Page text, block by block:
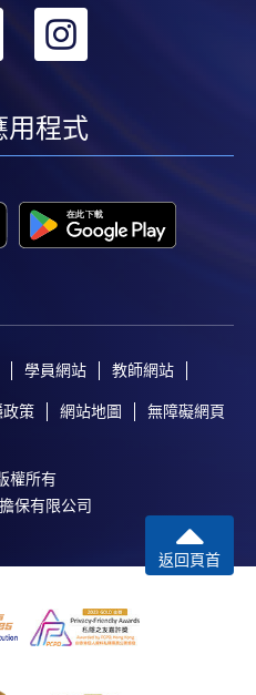
轉
linkedin
轉
用程式
學員網站 教師網站
政策 網站地圖 無障礙網頁
權所有
保有限公司
返回頁首